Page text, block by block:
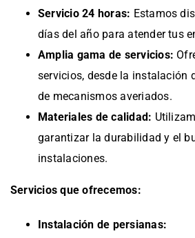
Servicio 24 horas: Estamos
días del año para atender tus
Amplia gama de servicios:
servicios, desde la instalación
de mecanismos averiados.
Materiales de calidad:
garantizar la durabilidad y el
instalaciones.
Servicios que ofrecemos:
Instalación de persianas: